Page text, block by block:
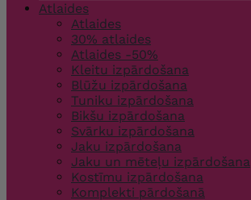
Atlaides
Atlaides
30% atlaides
Atlaides -50%
Kleitu izpārdošana
Blūžu izpārdošana
Tuniku izpārdošana
Bikšu izpārdošana
Svārku izpārdošana
Jaku izpārdošana
Jaku un mēteļu izpārdošana
Kostīmu izpārdošana
Komplekti pārdošanā